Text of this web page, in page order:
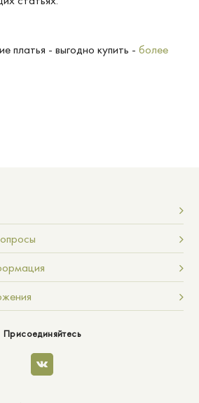
платья - выгодно купить - более
Присоединяйтесь